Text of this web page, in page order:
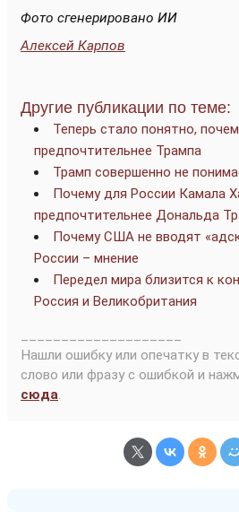
Фото сгенерировано ИИ
Алексей Карпов
Другие публикации по теме:
Теперь стало понятно,
предпочтительнее Трампа
Трамп совершенно не
Почему для России Камала
предпочтительнее Дональда
Почему США не вводят
России – мнение
Передел мира близится к
Россия и Великобритания
Нашли ошибку или опечатку в
слово или фразу с ошибкой и
сюда.